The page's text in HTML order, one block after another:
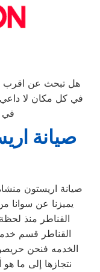
هل تبحث عن اقرب
في كل مكان لا
في اي
صيانة
صيانة اريستون
يميزنا عن
القناطر منذ
القناطر قسم
الخدمه فنحن
نتجازها إلى ما